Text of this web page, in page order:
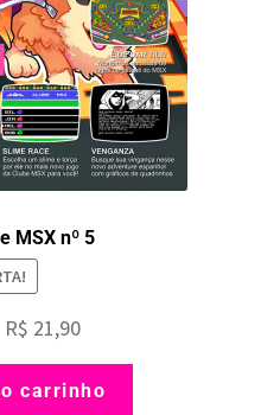
MSX nº 5
R$ 21,90O
preço
atual
carrinho